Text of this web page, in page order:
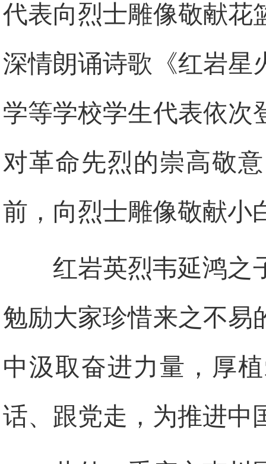
代表向烈士雕像敬献花
深情朗诵诗歌《红岩星
学等学校学生代表依次
对革命先烈的崇高敬
前，向烈士雕像敬献小
红岩英烈韦延鸿之
勉励大家珍惜来之不易
中汲取奋进力量，厚
话、跟党走，为推进中